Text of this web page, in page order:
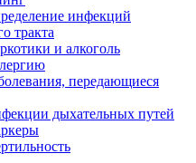
инфекций
тракта
и алкоголь
передающиеся
дыхательных путей